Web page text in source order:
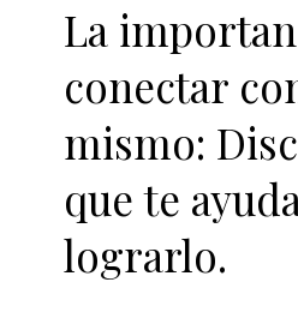
La
conectar
mismo:
que te
lograrlo.